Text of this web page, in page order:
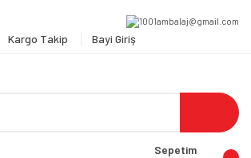
Kargo Takip Bayi Giriş
Sepetim